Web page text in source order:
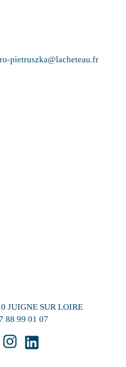
pietruszka@lacheteau.fr
JUIGNE SUR LOIRE
88 99 01 07